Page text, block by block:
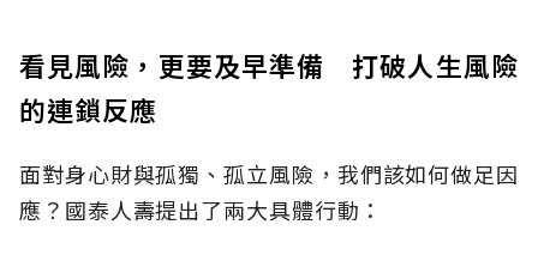
看見風險，更要及早準備 打破人生風險
的連鎖反應
面對身心財與孤獨、孤立風險，我們該如何做足因
應？國泰人壽提出了兩大具體行動：